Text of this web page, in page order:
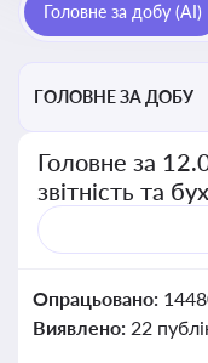
Головне за добу (AI)
ГОЛОВНЕ ЗА ДОБУ
Головне за
звітність та
Опрацьовано:
Виявлено: 22